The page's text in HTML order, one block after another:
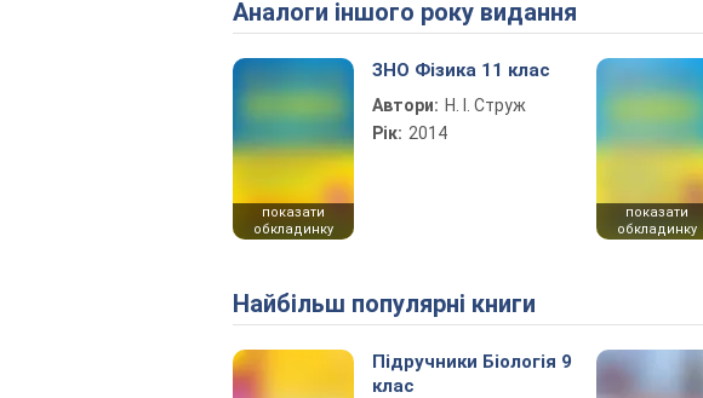
Аналоги іншого року видання
показати
обкладинку
ЗНО Фізика 11 клас
Автори: Н. І. Струж
Рік: 2014
показати
обкладинку
Найбільш популярні книги
Підручники Біологія 9
клас